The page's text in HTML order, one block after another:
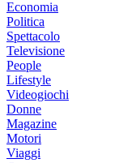
Economia
Politica
Spettacolo
Televisione
People
Lifestyle
Videogiochi
Donne
Magazine
Motori
Viaggi